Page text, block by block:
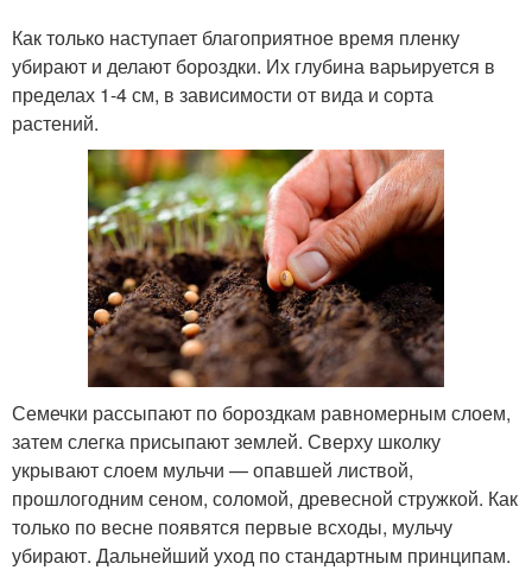
Как только наступает благоприятное время пленку
убирают и делают бороздки. Их глубина варьируется в
пределах 1-4 см, в зависимости от вида и сорта
растений.
Семечки рассыпают по бороздкам равномерным слоем,
затем слегка присыпают землей. Сверху школку
укрывают слоем мульчи — опавшей листвой,
прошлогодним сеном, соломой, древесной стружкой. Как
только по весне появятся первые всходы, мульчу
убирают. Дальнейший уход по стандартным принципам.